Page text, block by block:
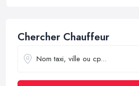
Chercher Chauffeur